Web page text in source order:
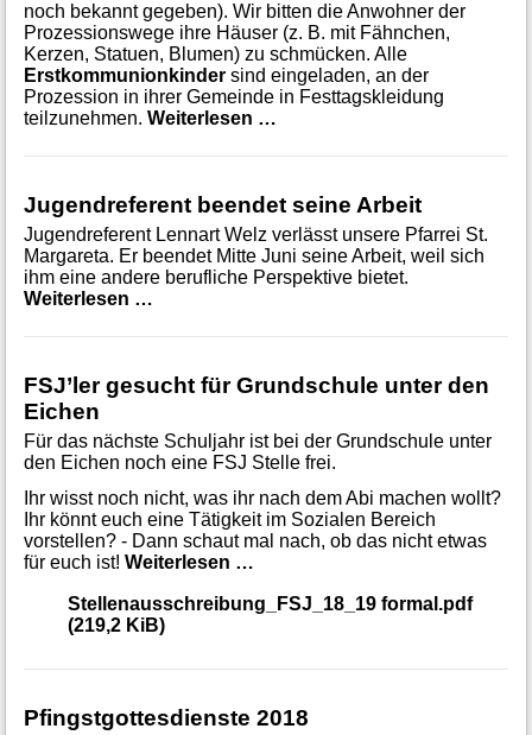
noch bekannt gegeben). Wir bitten die Anwohner der
Prozessionswege ihre Häuser (z. B. mit Fähnchen,
Kerzen, Statuen, Blumen) zu schmücken. Alle
Erstkommunionkindersind eingeladen, an der
Prozession in ihrer Gemeinde in Festtagskleidung
teilzunehmen. Weiterlesen …
Jugendreferent beendet seine Arbeit
Jugendreferent Lennart Welz verlässt unsere Pfarrei St.
Margareta. Er beendet Mitte Juni seine Arbeit, weil sich
ihm eine andere berufliche Perspektive bietet.
Weiterlesen …
FSJ’ler gesucht für Grundschule unter den
Eichen
Für das nächste Schuljahr ist bei der Grundschule unter
den Eichen noch eine FSJ Stelle frei.
Ihr wisst noch nicht, was ihr nach dem Abi machen wollt?
Ihr könnt euch eine Tätigkeit im Sozialen Bereich
vorstellen? - Dann schaut mal nach, ob das nicht etwas
für euch ist! Weiterlesen …
Stellenausschreibung_FSJ_18_19 formal.pdf
(219,2 KiB)
Pfingstgottesdienste 2018